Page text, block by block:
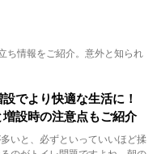
ち情報をご紹介。意外と知られ
設でより快適な生活に！
設時の注意点もご紹介
いと、必ずといっていいほど揉